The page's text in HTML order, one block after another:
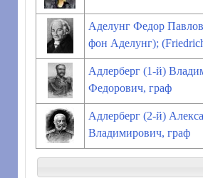
Аделунг Федор
фон Аделунг);
Адлерберг (1-й)
Федорович, граф
Адлерберг (2-й)
Владимирович, граф